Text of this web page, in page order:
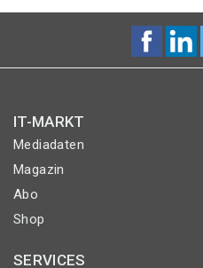
IT-MARKT
Mediadaten
Magazin
Abo
Shop
SERVICES